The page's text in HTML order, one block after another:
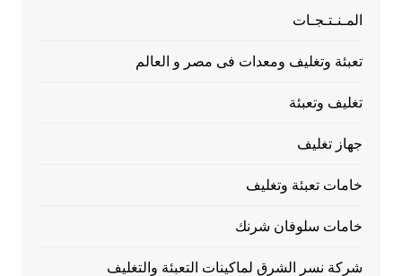
المـنـتـجـات
تعبئة وتغليف ومعدات فى مصر و العالم
تغليف وتعبئة
جهاز تغليف
خامات تعبئة وتغليف
خامات سلوفان شرنك
شركة نسر الشرق لماكينات التعبئة والتغليف